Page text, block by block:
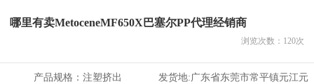
哪里有卖MetoceneMF650X巴塞尔PP代理经销商
浏览次数： 120次
产品规格： 注塑挤出 发货地:广东省东莞市常平镇元江元